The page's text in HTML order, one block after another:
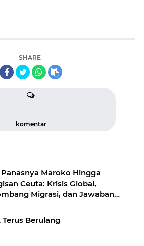
SHARE
komentar
Maroko Hingga
Ceuta: Krisis Global,
Migrasi, dan Jawaban
Terus Berulang